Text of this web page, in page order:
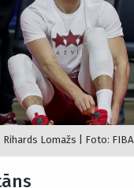
Rihards Lomažs | Foto: FIBA